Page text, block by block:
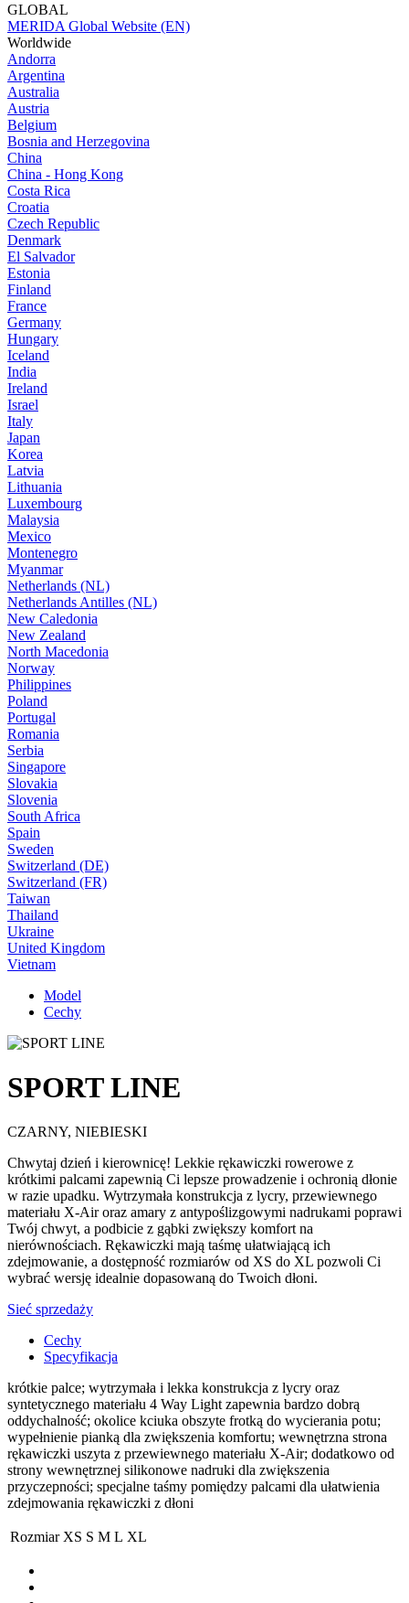
GLOBAL
MERIDA Global Website (EN)
Worldwide
Andorra
Argentina
Australia
Austria
Belgium
Bosnia and Herzegovina
China
China - Hong Kong
Costa Rica
Croatia
Czech Republic
Denmark
El Salvador
Estonia
Finland
France
Germany
Hungary
Iceland
India
Ireland
Israel
Italy
Japan
Korea
Latvia
Lithuania
Luxembourg
Malaysia
Mexico
Montenegro
Myanmar
Netherlands (NL)
Netherlands Antilles (NL)
New Caledonia
New Zealand
North Macedonia
Norway
Philippines
Poland
Portugal
Romania
Serbia
Singapore
Slovakia
Slovenia
South Africa
Spain
Sweden
Switzerland (DE)
Switzerland (FR)
Taiwan
Thailand
Ukraine
United Kingdom
Vietnam
Model
Cechy
SPORT LINE
CZARNY, NIEBIESKI
Chwytaj dzień i kierownicę! Lekkie rękawiczki rowerowe z
krótkimi palcami zapewnią Ci lepsze prowadzenie i ochronią dłonie
w razie upadku. Wytrzymała konstrukcja z lycry, przewiewnego
materiału X-Air oraz amary z antypoślizgowymi nadrukami poprawi
Twój chwyt, a podbicie z gąbki zwiększy komfort na
nierównościach. Rękawiczki mają taśmę ułatwiającą ich
zdejmowanie, a dostępność rozmiarów od XS do XL pozwoli Ci
wybrać wersję idealnie dopasowaną do Twoich dłoni.
Sieć sprzedaży
Cechy
Specyfikacja
krótkie palce; wytrzymała i lekka konstrukcja z lycry oraz
syntetycznego materiału 4 Way Light zapewnia bardzo dobrą
oddychalność; okolice kciuka obszyte frotką do wycierania potu;
wypełnienie pianką dla zwiększenia komfortu; wewnętrzna strona
rękawiczki uszyta z przewiewnego materiału X-Air; dodatkowo od
strony wewnętrznej silikonowe nadruki dla zwiększenia
przyczepności; specjalne taśmy pomiędzy palcami dla ułatwienia
zdejmowania rękawiczki z dłoni
Rozmiar XS S M L XL